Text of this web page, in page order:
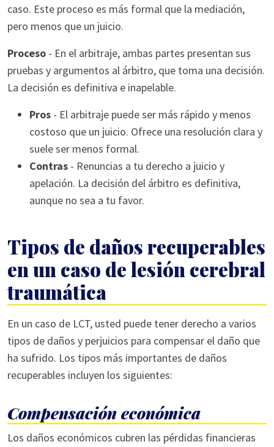
caso. Este proceso es más formal que la mediación,
pero menos que un juicio.
Proceso - En el arbitraje, ambas partes presentan sus
pruebas y argumentos al árbitro, que toma una decisión.
La decisión es definitiva e inapelable.
Pros - El arbitraje puede ser más rápido y menos
costoso que un juicio. Ofrece una resolución clara y
suele ser menos formal.
Contras - Renuncias a tu derecho a juicio y
apelación. La decisión del árbitro es definitiva,
aunque no sea a tu favor.
Tipos de daños recuperables
en un caso de lesión cerebral
traumática
En un caso de LCT, usted puede tener derecho a varios
tipos de daños y perjuicios para compensar el daño que
ha sufrido. Los tipos más importantes de daños
recuperables incluyen los siguientes:
Compensación económica
Los daños económicos cubren las pérdidas financieras